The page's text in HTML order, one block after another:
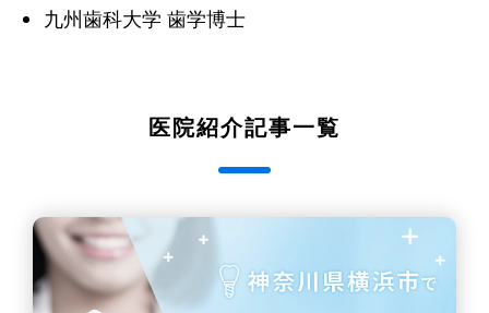
九州歯科大学 歯学博士
医院紹介記事一覧